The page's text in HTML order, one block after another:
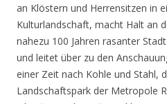
an Klöstern und Herrensitzen in
Kulturlandschaft, macht Halt an
nahezu 100 Jahren rasanter
und leitet über zu den
einer Zeit nach Kohle und Stahl,
Landschaftspark der Metropole